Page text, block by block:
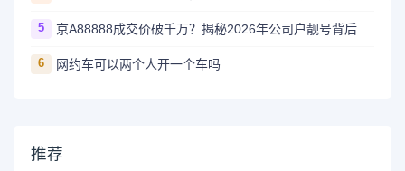
5 京A88888成交价破千万？揭秘2026年公司户靓号背后的财富逻辑
6 网约车可以两个人开一个车吗
推荐